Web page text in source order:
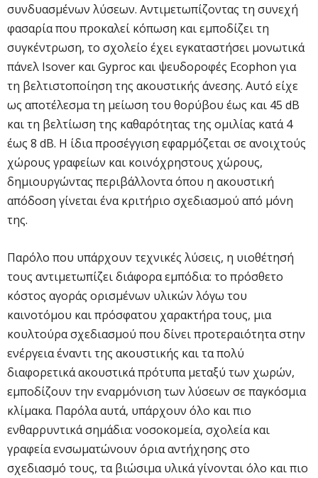
συνδυασμένων λύσεων. Αντιμετωπίζοντας τη συνεχή
φασαρία που προκαλεί κόπωση και εμποδίζει τη
συγκέντρωση, το σχολείο έχει εγκαταστήσει μονωτικά
πάνελ Isover και Gyproc και ψευδοροφές Ecophon για
τη βελτιστοποίηση της ακουστικής άνεσης. Αυτό είχε
ως αποτέλεσμα τη μείωση του θορύβου έως και 45 dB
και τη βελτίωση της καθαρότητας της ομιλίας κατά 4
έως 8 dB. Η ίδια προσέγγιση εφαρμόζεται σε ανοιχτούς
χώρους γραφείων και κοινόχρηστους χώρους,
δημιουργώντας περιβάλλοντα όπου η ακουστική
απόδοση γίνεται ένα κριτήριο σχεδιασμού από μόνη
της.
Παρόλο που υπάρχουν τεχνικές λύσεις, η υιοθέτησή
τους αντιμετωπίζει διάφορα εμπόδια: το πρόσθετο
κόστος αγοράς ορισμένων υλικών λόγω του
καινοτόμου και πρόσφατου χαρακτήρα τους, μια
κουλτούρα σχεδιασμού που δίνει προτεραιότητα στην
ενέργεια έναντι της ακουστικής και τα πολύ
διαφορετικά ακουστικά πρότυπα μεταξύ των χωρών,
εμποδίζουν την εναρμόνιση των λύσεων σε παγκόσμια
κλίμακα. Παρόλα αυτά, υπάρχουν όλο και πιο
ενθαρρυντικά σημάδια: νοσοκομεία, σχολεία και
γραφεία ενσωματώνουν όρια αντήχησης στο
σχεδιασμό τους, τα βιώσιμα υλικά γίνονται όλο και πιο